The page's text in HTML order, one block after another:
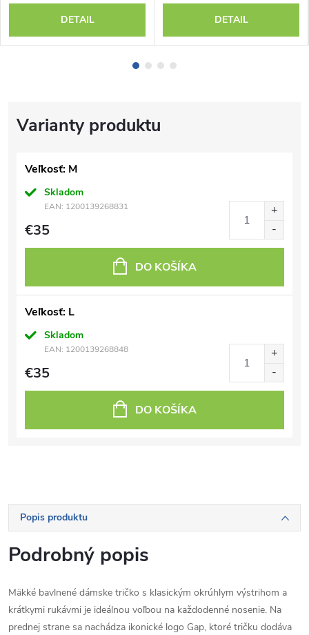
Veľkosť: M
Skladom
EAN: 1200139268831
€35
DO KOŠÍKA
Veľkosť: L
Skladom
EAN: 1200139268848
€35
DO KOŠÍKA
Popis produktu
Podrobný popis
Mäkké bavlnené dámske tričko s klasickým okrúhlym výstrihom a
krátkymi rukávmi je ideálnou voľbou na každodenné nosenie. Na
prednej strane sa nachádza ikonické logo Gap, ktoré tričku dodáva
DETAIL DETAIL